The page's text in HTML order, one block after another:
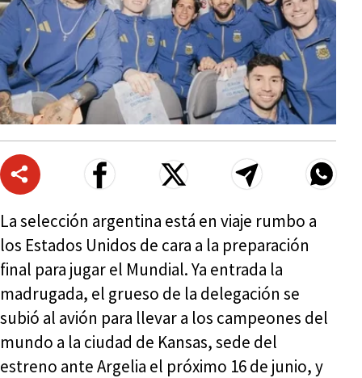
La selección argentina está en viaje rumbo a
los Estados Unidos de cara a la preparación
final para jugar el Mundial. Ya entrada la
madrugada, el grueso de la delegación se
subió al avión para llevar a los campeones del
mundo a la ciudad de Kansas, sede del
estreno ante Argelia el próximo 16 de junio, y